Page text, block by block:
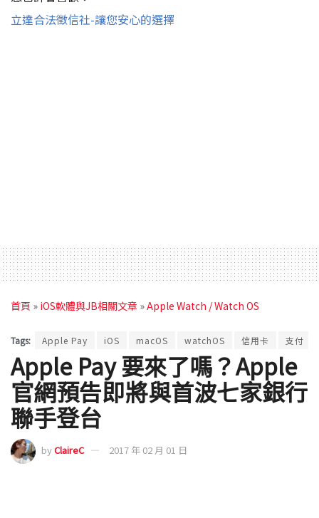
立達合法徵信社-讓您安心的選擇
首頁 » iOS軟體與JB相關文章 »Apple Watch / Watch OS
Tags: Apple Pay iOS macOS watchOS 信用卡 支付
Apple Pay 要來了嗎？Apple
官網預告即將與首波七家銀行
聯手登台
byClaireC 2017 年 02 月 01 日